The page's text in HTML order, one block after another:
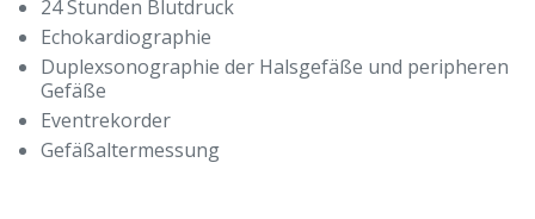
24 Stunden Blutdruck
Echokardiographie
Duplexsonographie der Halsgefäße und peripheren
Gefäße
Eventrekorder
Gefäßaltermessung